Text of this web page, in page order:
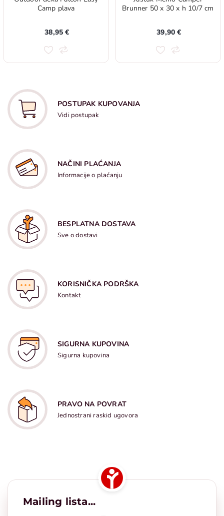
Camp plava
38,95 €
Brunner 50 x 30 x h 10/7 cm
39,90 €
POSTUPAK KUPOVANJA
Vidi postupak
NAČINI PLAĆANJA
Informacije o plaćanju
BESPLATNA DOSTAVA
Sve o dostavi
KORISNIČKA PODRŠKA
Kontakt
SIGURNA KUPOVINA
Sigurna kupovina
PRAVO NA POVRAT
Jednostrani raskid ugovora
Mailing lista...